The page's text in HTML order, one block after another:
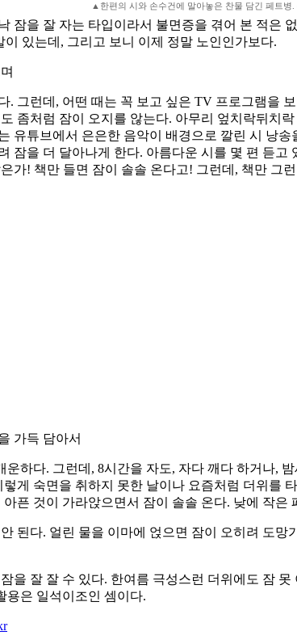
▲한편의 시와 손수건에 말아놓은 찬물 담긴 페트병
잠을 잘 자는 타입이라서 불면증을 겪어 본 적은
이 있는데, 그리고 보니 이제 정말 노인인가보다.
. 그런데, 어떤 때는 꼭 보고 싶은 TV 프로그램을
좀처럼 잠이 오지를 않는다. 아무리 엎치락뒤치
유튜브에서 은은한 음악이 배경으로 깔린 시 낭
잠을 더 달아나게 한다. 아름다운 시를 몇 편 듣
가! 책만 들면 잠이 솔솔 온다고! 그런데, 책만 그
가득 담아서
운하다. 그런데, 8시간을 자도, 자다 깨다 하거나,
게 숙면을 취하지 못한 날이나 요즘처럼 더위를
픈 것이 가라앉으면서 잠이 솔솔 온다. 낮에 작
된다. 얼린 물을 이마에 얹으면 잠이 오히려 도
을 잘 잘 수 있다. 한여름 극성스런 더위에도 잠
용은 일석이조인 셈이다.